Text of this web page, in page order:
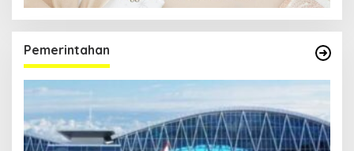
Pemerintahan